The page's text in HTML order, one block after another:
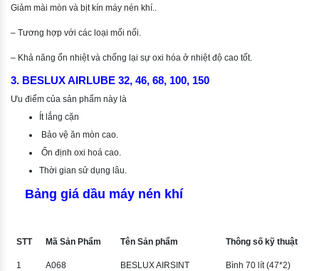
Giảm mài mòn và bịt kín máy nén khí..
– Tương hợp với các loại mối nối.
– Khả năng ổn nhiệt và chống lại sự oxi hóa ở nhiệt độ cao tốt.
3. BESLUX AIRLUBE 32, 46, 68, 100, 150
Ưu điểm của sản phẩm này là
Ít lắng cặn
Bảo vệ ăn mòn cao.
Ổn định oxi hoá cao.
Thời gian sử dụng lâu.
Bảng giá dầu máy nén khí
STT Mã Sản Phẩm Tên Sản phẩm Thông số kỹ thuật
1 A068 BESLUX AIRSINT Bình 70 lít (47*2)